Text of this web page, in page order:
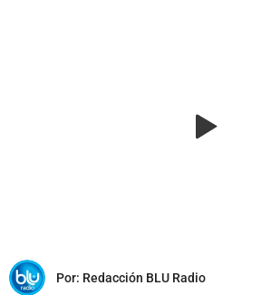
Por: Redacción BLU Radio